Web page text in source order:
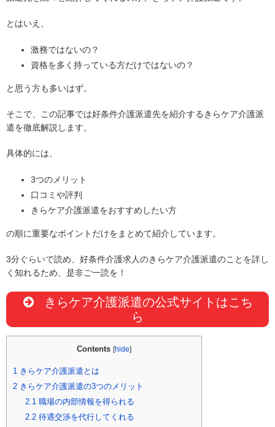
とはいえ、
激務ではないの？
資格を多く持っている方だけではないの？
と思う方も多いはず。
そこで、この記事では好条件介護派遣先を紹介するきらケア介護派
遣を徹底解説します。
具体的には、
3つのメリット
口コミや評判
きらケア介護派遣をおすすめしたい方
の順に重要なポイントだけをまとめて紹介しています。
3分ぐらいで読め、好条件介護求人のきらケア介護派遣のことを詳し
く知れるため、是非ご一読を！
きらケア介護派遣の公式サイトはこち
ら
Contents [hide]
1 きらケア介護派遣とは
2 きらケア介護派遣の3つのメリット
2.1職場の内部情報を得られる
2.2待遇交渉を代行してくれる